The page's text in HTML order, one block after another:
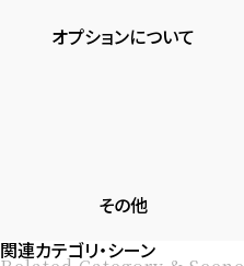
オプションについて
その他
関連カテゴリ・シーン